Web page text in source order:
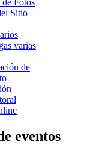
Fotos
Sitio
varias
de
eventos